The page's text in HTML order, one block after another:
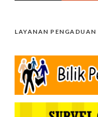
LAYANAN PENGADUAN